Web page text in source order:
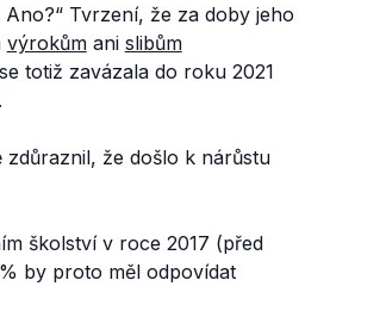
Tvrzení, že za doby jeho
výrokůmani slibům
totiž zavázala do roku 2021
.
že došlo k nárůstu
školství v roce 2017 (před
by proto měl odpovídat